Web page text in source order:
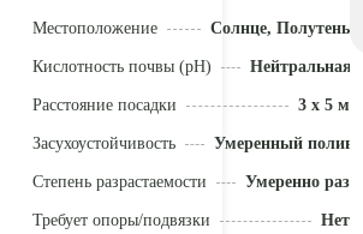
Местоположение Солнце, Полутень
Кислотность почвы (pH) Нейтральная
Расстояние посадки 3 x 5 м
Засухоустойчивость Умеренный полив
Степень разрастаемости Умеренно
Требует опоры/подвязки Нет